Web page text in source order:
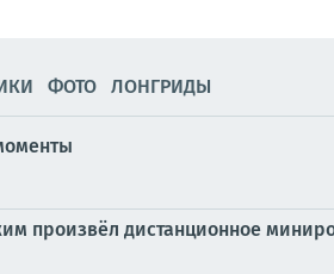
ФОТО ЛОНГРИДЫ
произвёл дистанционное